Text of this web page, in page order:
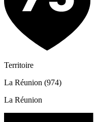
Territoire
La Réunion (974)
La Réunion